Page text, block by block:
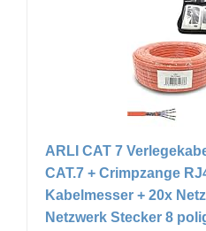
ARLI CAT 7
CAT.7 + Crimpzange
Kabelmesser + 20x
Netzwerk Stecker 8